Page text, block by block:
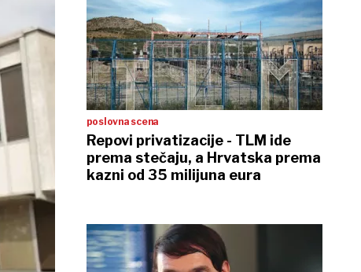
poslovna scena
Repovi privatizacije - TLM ide
prema stečaju, a Hrvatska prema
kazni od 35 milijuna eura